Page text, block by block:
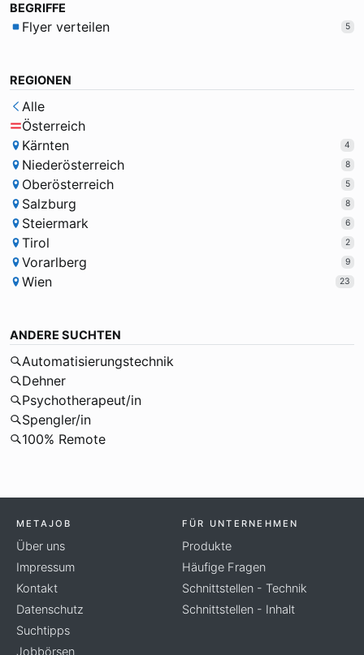
BEGRIFFE
Flyer verteilen 5
REGIONEN
Alle
Österreich
Kärnten
4
Niederösterreich 8
Oberösterreich 5
Salzburg 8
Steiermark 6
Tirol 2
Vorarlberg 9
Wien 23
ANDERE SUCHTEN
Automatisierungstechnik
Dehner
Psychotherapeut/in
Spengler/in
100% Remote
METAJOB
Über uns
Impressum
Kontakt
Datenschutz
Suchtipps
Jobbörsen
FÜR UNTERNEHMEN
Produkte
Häufige Fragen
Schnittstellen - Technik
Schnittstellen - Inhalt